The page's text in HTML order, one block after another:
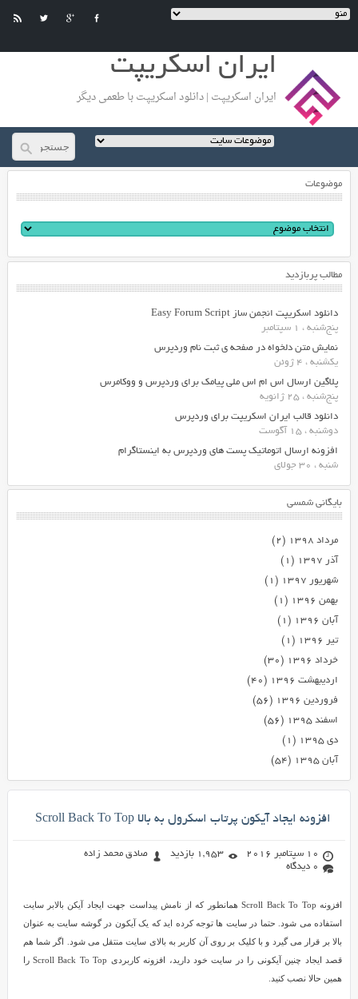
ایران اسکریپت
ایران اسکریپت | دانلود اسکریپت با طعمی دیگر
موضوعات
مطالب پربازدید
دانلود اسکریپت انجمن ساز Easy Forum Script
پنج‌شنبه ، 1 سپتامبر
نمایش متن دلخواه در صفحه ی ثبت نام وردپرس
یکشنبه ، 4 ژوئن
پلاگین ارسال اس ام اس ملی پیامک برای وردپرس و ووکامرس
پنج‌شنبه ، 25 ژانویه
دانلود قالب ایران اسکریپت برای وردپرس
دوشنبه ، 15 آگوست
افزونه ارسال اتوماتیک پست های وردپرس به اینستاگرام
شنبه ، 30 جولای
بایگانی شمسی
مرداد ۱۳۹۸
(۲)
آذر ۱۳۹۷
(۱)
شهریور ۱۳۹۷
(۱)
بهمن ۱۳۹۶
(۱)
آبان ۱۳۹۶
(۱)
تیر ۱۳۹۶
(۱)
خرداد ۱۳۹۶
(۳۰)
اردیبهشت ۱۳۹۶
(۴۰)
فروردین ۱۳۹۶
(۵۶)
اسفند ۱۳۹۵
(۵۶)
دی ۱۳۹۵
(۱)
آبان ۱۳۹۵
(۵۴)
افزونه ایجاد آیکون پرتاب اسکرول به بالا Scroll Back To Top
10 سپتامبر 2016 1,953 بازدید
صادق محمد زاده
0 دیدگاه
افزونه Scroll Back To Top همانطور که از نامش پیداست جهت ایجاد آیکن بالابر سایت
استفاده می شود. حتما در سایت ها توجه کرده اید که یک آیکون در گوشه سایت به عنوان
بالا بر قرار می گیرد و با کلیک بر روی آن کاربر به بالای سایت منتقل می شود. اگر شما هم
قصد ایجاد چنین آیکونی را در سایت خود دارید، افزونه کاربردی Scroll Back To Top را
همین حالا نصب کنید.